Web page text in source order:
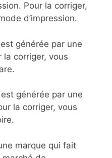
Pour la corriger,
d’impression.
générée par une
la corriger, vous
générée par une
la corriger, vous
marque qui fait